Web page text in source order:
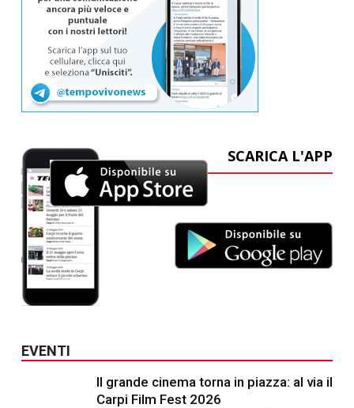
SCARICA L'APP
EVENTI
Il grande cinema torna in piazza: al via il
Carpi Film Fest 2026